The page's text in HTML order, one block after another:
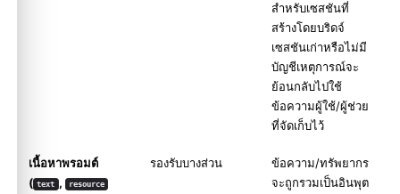
สำหรับเซสชันที่
สร้างโดยบริดจ์
เซสชันเก่าหรือไม่มี
บัญชีเหตุการณ์จะ
ย้อนกลับไปใช้
ข้อความผู้ใช้/ผู้ช่วย
ที่จัดเก็บไว้
เนื้อหาพรอมต์
( text , resource
รองรับบางส่วน
ข้อความ/ทรัพยากร
จะถูกรวมเป็นอินพุต